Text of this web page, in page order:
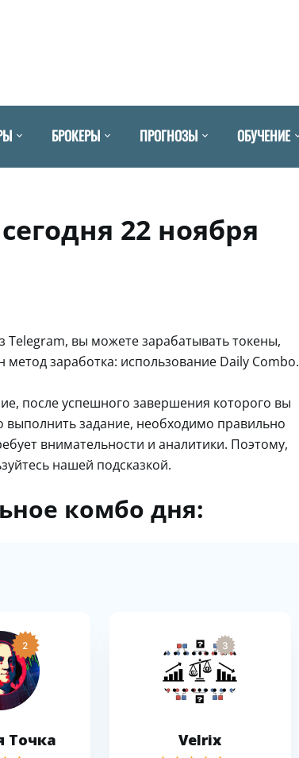
БРОКЕРЫ ПРОГНОЗЫ ОБУЧЕНИЕ
22 ноября
Telegram, вы можете зарабатывать токены,
заработка: использование Daily Combo.
после успешного завершения которого вы
задание, необходимо правильно
внимательности и аналитики. Поэтому,
нашей подсказкой.
комбо дня:
2
Точка
3
Velrix